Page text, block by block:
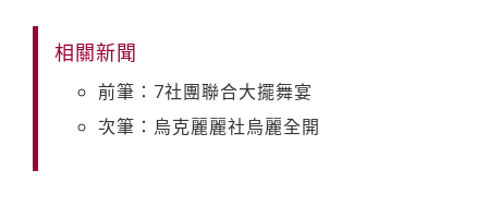
相關新聞
前筆：7社團聯合大擺舞宴
次筆：烏克麗麗社烏麗全開